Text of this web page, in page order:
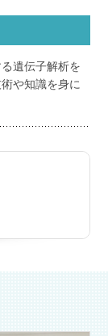
遺伝子解析を
や知識を身に